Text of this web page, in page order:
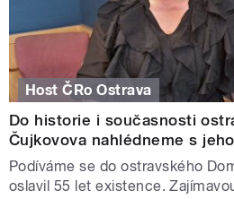
Host ČRo Ostrava
Do historie i současnosti
Čujkovova nahlédneme s
Podíváme se do ostravského
oslavil 55 let existence.